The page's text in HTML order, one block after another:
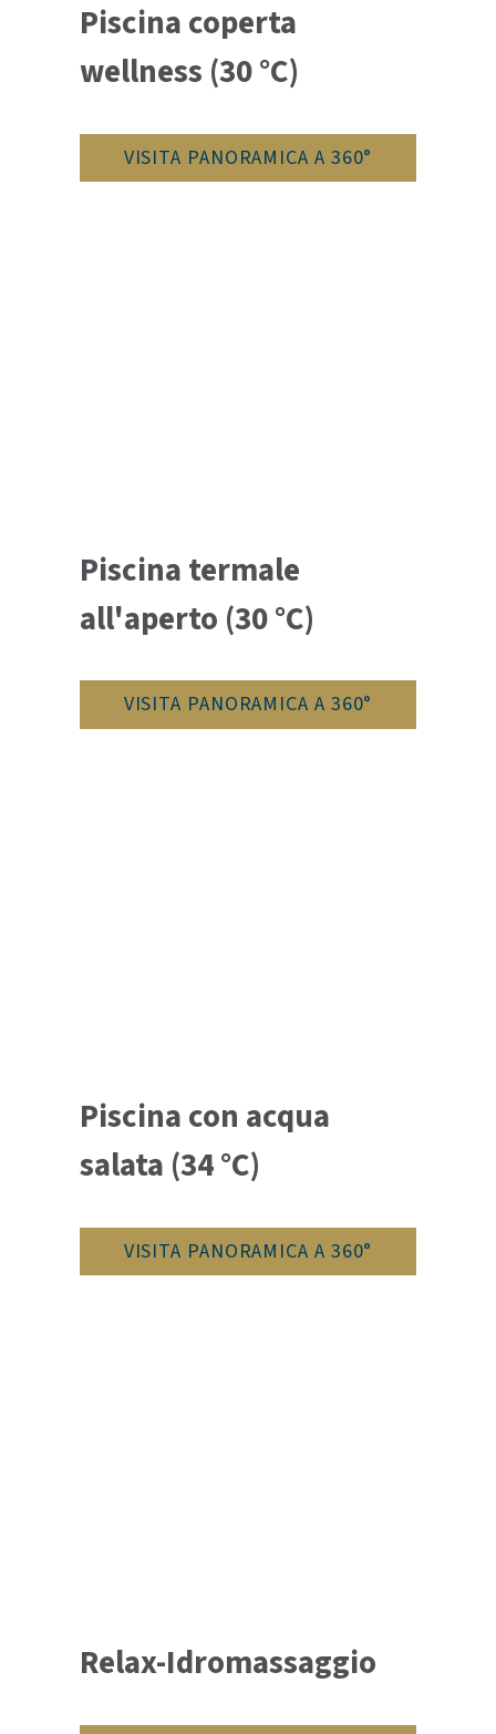
Piscina coperta
wellness (30 °C)
VISITA PANORAMICA A 360°
Piscina termale
all'aperto (30 °C)
VISITA PANORAMICA A 360°
Piscina con acqua
salata (34 °C)
VISITA PANORAMICA A 360°
Relax-Idromassaggio